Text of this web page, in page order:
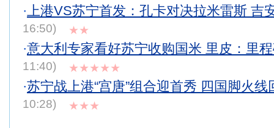
·上港VS苏宁首发：孔卡对决拉米雷斯 吉
16:50)
★★
·意大利专家看好苏宁收购国米 里皮：里
11:40)
★★★★★
·苏宁战上港“宫唐”组合迎首秀 四国脚火线
10:28)
★★★